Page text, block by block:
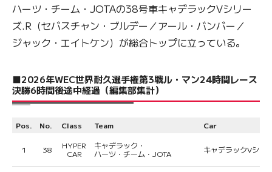
ハーツ・チーム・JOTAの38号車キャデラックVシリー
ズ.R（セバスチャン・ブルデー／アール・バンバー／
ジャック・エイトケン）が総合トップに立っている。
■2026年WEC世界耐久選手権第3戦ル・マン24時間レース
決勝6時間後途中経過（編集部集計）
Pos. No. Class Team Car
1 38
HYPER
CAR
キャデラック・
ハーツ・チーム・JOTA
キャデラックVシリ